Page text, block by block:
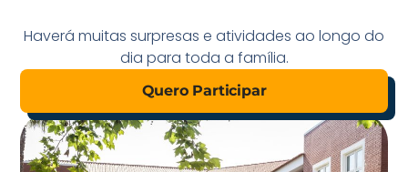
Haverá muitas surpresas e atividades ao longo do
dia para toda a família.
Quero Participar